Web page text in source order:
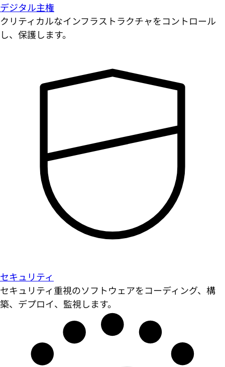
デジタル主権
クリティカルなインフラストラクチャをコントロール
し、保護します。
セキュリティ
セキュリティ重視のソフトウェアをコーディング、構
築、デプロイ、監視します。